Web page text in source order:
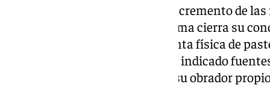
A este hecho se ha sumado el incremento de
caso de calle Larios, donde la firma cierra su
valorado servicio de compra-venta física de
producción de por sí, según han indicado
elevados”. La firma mantendrá su obrador